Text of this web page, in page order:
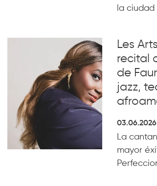
la ciudad
Les
recital
de
jazz,
03.06.2026
La
mayor